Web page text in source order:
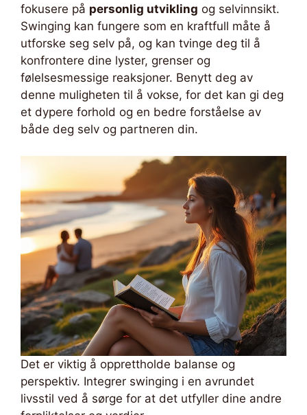
fokusere på personlig utvikling og selvinnsikt.
Swinging kan fungere som en kraftfull måte å
utforske seg selv på, og kan tvinge deg til å
konfrontere dine lyster, grenser og
følelsesmessige reaksjoner. Benytt deg av
denne muligheten til å vokse, for det kan gi deg
et dypere forhold og en bedre forståelse av
både deg selv og partneren din.
Det er viktig å opprettholde balanse og
perspektiv. Integrer swinging i en avrundet
livsstil ved å sørge for at det utfyller dine andre